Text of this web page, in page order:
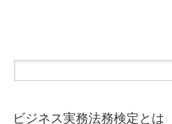
ビジネス実務法務検定とは